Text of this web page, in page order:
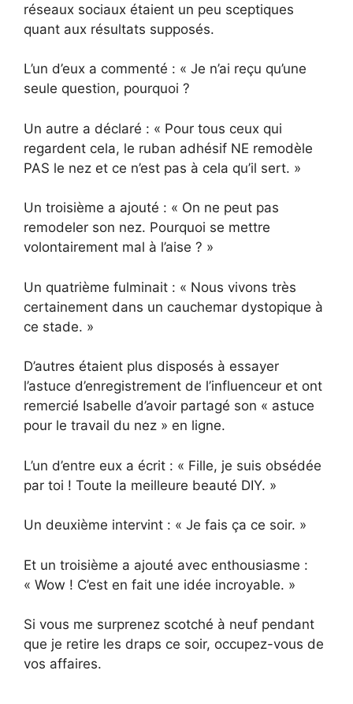
réseaux sociaux étaient un peu sceptiques
quant aux résultats supposés.
L’un d’eux a commenté : « Je n’ai reçu qu’une
seule question, pourquoi ?
Un autre a déclaré : « Pour tous ceux qui
regardent cela, le ruban adhésif NE remodèle
PAS le nez et ce n’est pas à cela qu’il sert. »
Un troisième a ajouté : « On ne peut pas
remodeler son nez. Pourquoi se mettre
volontairement mal à l’aise ? »
Un quatrième fulminait : « Nous vivons très
certainement dans un cauchemar dystopique à
ce stade. »
D’autres étaient plus disposés à essayer
l’astuce d’enregistrement de l’influenceur et ont
remercié Isabelle d’avoir partagé son « astuce
pour le travail du nez » en ligne.
L’un d’entre eux a écrit : « Fille, je suis obsédée
par toi ! Toute la meilleure beauté DIY. »
Un deuxième intervint : « Je fais ça ce soir. »
Et un troisième a ajouté avec enthousiasme :
« Wow ! C’est en fait une idée incroyable. »
Si vous me surprenez scotché à neuf pendant
que je retire les draps ce soir, occupez-vous de
vos affaires.